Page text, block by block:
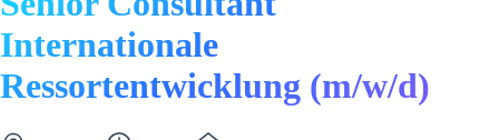
Internationale
Ressortentwicklung (m/w/d)